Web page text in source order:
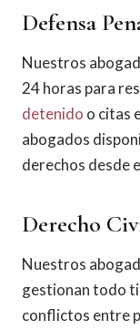
Defensa
Nuestros
24 horas para
detenido o citas
abogados
derechos desde
Derecho
Nuestros
gestionan todo
conflictos entre